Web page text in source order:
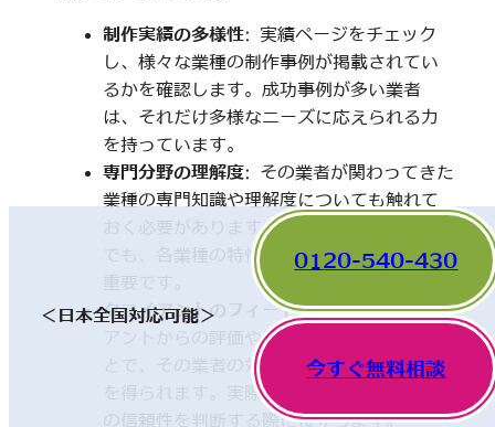
制作実績の多様性: 実績ページをチェック
し、様々な業種の制作事例が掲載されてい
るかを確認します。成功事例が多い業者
は、それだけ多様なニーズに応えられる力
を持っています。
専門分野の理解度: その業者が関わってきた
業種の専門知識や理解度についても触れて
おく必要があります。一見、異なった分野
でも、各業種の特性を理解していることが
クライアントのフィードバック: 他のクライ
アントからの評価やレビューを確認するこ
とで、その業者の対応や成果に関する情報
を得られます。実際の利用者の声は、業者
の信頼性を判断する際に役立ちます。
＜日本全国対応可能＞
0120-540-430
今すぐ無料相談